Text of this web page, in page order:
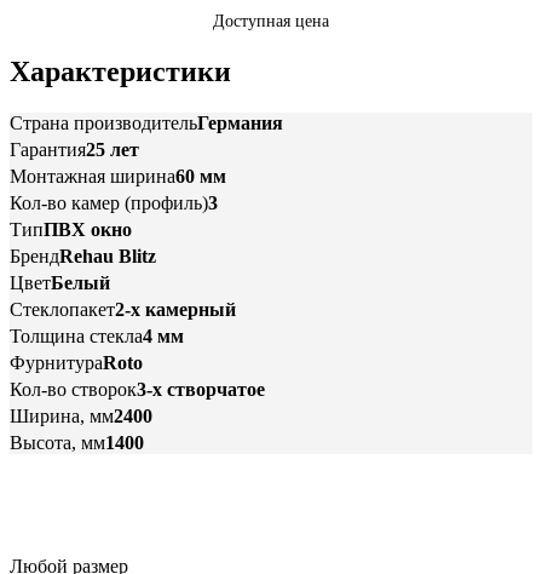
Доступная цена
Характеристики
Страна производительГермания
Гарантия25 лет
Монтажная ширина60 мм
Кол-во камер (профиль)3
ТипПВХ окно
БрендRehau Blitz
ЦветБелый
Стеклопакет2-х камерный
Толщина стекла4 мм
ФурнитураRoto
Кол-во створок3-х створчатое
Ширина, мм2400
Высота, мм1400
Любой размер